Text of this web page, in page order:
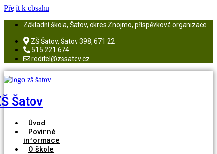
Přejít k obsahu
Základní škola, Šatov, okres Znojmo, příspěvková organizace
ZŠ Šatov, Šatov 398, 671 22
515 221 674
reditel@zssatov.cz
Šatov
Úvod
Povinné
informace
O škole